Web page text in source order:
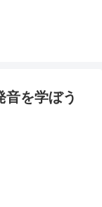
を学ぼう